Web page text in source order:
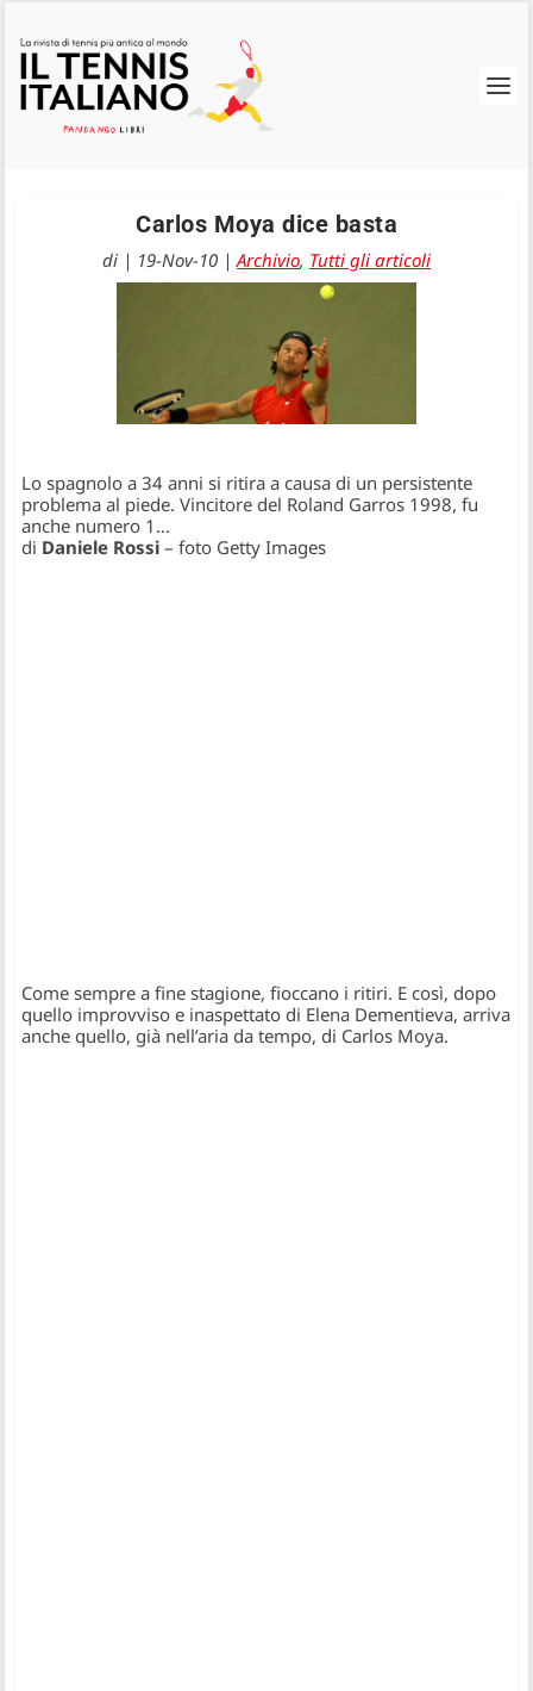
Carlos Moya dice basta
di | 19-Nov-10 |Archivio, Tutti gli articoli
Lo spagnolo a 34 anni si ritira a causa di un persistente
problema al piede. Vincitore del Roland Garros 1998, fu
anche numero 1…
di Daniele Rossi – foto Getty Images
Come sempre a fine stagione, fioccano i ritiri. E così, dopo
quello improvviso e inaspettato di Elena Dementieva, arriva
anche quello, già nell’aria da tempo, di Carlos Moya.